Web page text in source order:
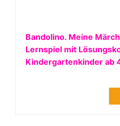
Bandolino. Meine
Lernspiel mit
Kindergartenkinder ab